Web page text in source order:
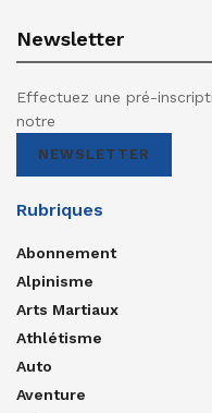
Newsletter
Effectuez une pré-
notre
NEWSLETTER
Rubriques
Abonnement
Alpinisme
Arts Martiaux
Athlétisme
Auto
Aventure